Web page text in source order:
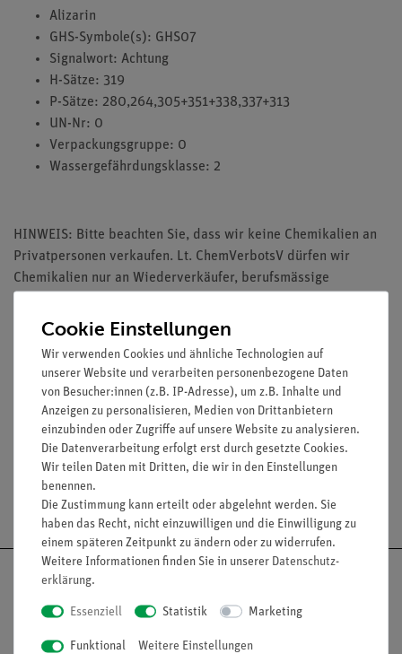
Alizarin
GHS-Symbole(s): GHS07
Signalwort: Achtung
H-Sätze: 319
P-Sätze: 280,264,305+351+338,337+313
UN-Nr: 0
Verpackungsgruppe: 0
Wassergefährdungsklasse: 2
HINWEIS: Bitte beachten Sie, dass wir keine Chemikalien an
Privatpersonen verkaufen. Lt. ChemVerbotsV dürfen wir
Chemikalien nur an Wiederverkäufer, berufsmässige
Lehranstalten abgeben.
Media / Downloads
Versandkostenfrei ab 300,- €
Cookie Einstellungen
Wir verwenden Cookies und ähnliche Technologien auf
unserer Website und verarbeiten personenbezogene Daten
von Besucher:innen (z.B. IP-Adresse), um z.B. Inhalte und
Anzeigen zu personalisieren, Medien von Drittanbietern
einzubinden oder Zugriffe auf unsere Website zu analysieren.
Die Datenverarbeitung erfolgt erst durch gesetzte Cookies.
Wir teilen Daten mit Dritten, die wir in den Einstellungen
benennen.
Die Zustimmung kann erteilt oder abgelehnt werden. Sie
haben das Recht, nicht einzuwilligen und die Einwilligung zu
einem späteren Zeitpunkt zu ändern oder zu widerrufen.
Weitere Informationen finden Sie in unserer Daten­schutz­
erklärung.
Essenziell Statistik Marketing
Funktional Weitere Einstellungen